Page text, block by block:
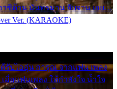
ฮาซิด้าน มันทรมาน จับจาน เอย…
Ver. (KARAOKE)
รับไออุ่น การุณ จากแฟน เพลง
มื่อแฟนเพลง ให้กำลังใจ น้ำใจ